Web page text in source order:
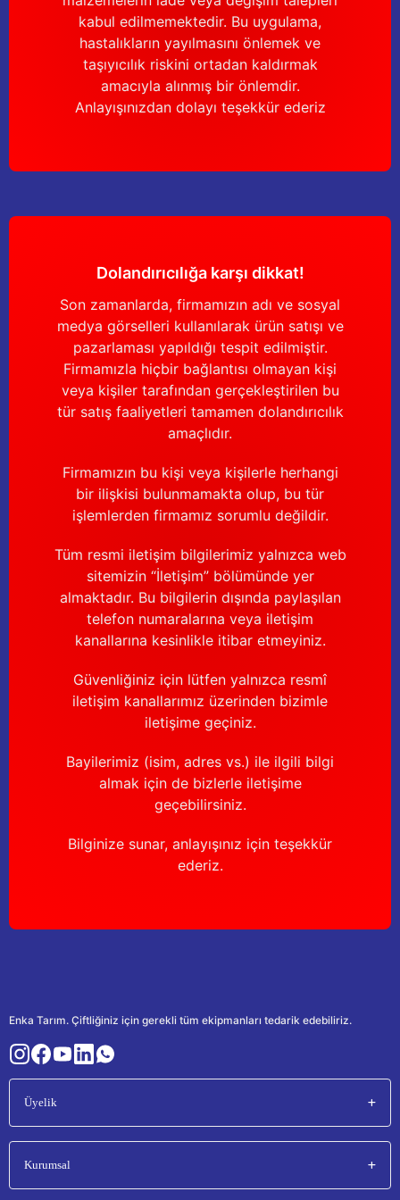
kabul edilmemektedir. Bu uygulama,
hastalıkların yayılmasını önlemek ve
taşıyıcılık riskini ortadan kaldırmak
amacıyla alınmış bir önlemdir.
Anlayışınızdan dolayı teşekkür ederiz
Dolandırıcılığa karşı dikkat!
Son zamanlarda, firmamızın adı ve sosyal
medya görselleri kullanılarak ürün satışı ve
pazarlaması yapıldığı tespit edilmiştir.
Firmamızla hiçbir bağlantısı olmayan kişi
veya kişiler tarafından gerçekleştirilen bu
tür satış faaliyetleri tamamen dolandırıcılık
amaçlıdır.
Firmamızın bu kişi veya kişilerle herhangi
bir ilişkisi bulunmamakta olup, bu tür
işlemlerden firmamız sorumlu değildir.
Tüm resmi iletişim bilgilerimiz yalnızca web
sitemizin “İletişim” bölümünde yer
almaktadır. Bu bilgilerin dışında paylaşılan
telefon numaralarına veya iletişim
kanallarına kesinlikle itibar etmeyiniz.
Güvenliğiniz için lütfen yalnızca resmî
iletişim kanallarımız üzerinden bizimle
iletişime geçiniz.
Bayilerimiz (isim, adres vs.) ile ilgili bilgi
almak için de bizlerle iletişime
geçebilirsiniz.
Bilginize sunar, anlayışınız için teşekkür
ederiz.
Enka Tarım. Çiftliğiniz için gerekli tüm ekipmanları tedarik edebiliriz.
Üyelik
Kurumsal